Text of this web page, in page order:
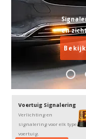
en
Voertuig Signalering
Verlichting en
signalering voor elk type
voertuig.